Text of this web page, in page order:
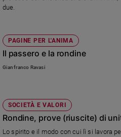
due.
PAGINE PER L'ANIMA
Il passero e la rondine
Gianfranco Ravasi
SOCIETÀ E VALORI
Rondine, prove (riuscite) di
Lo spirito e il modo con cui lì si lavora